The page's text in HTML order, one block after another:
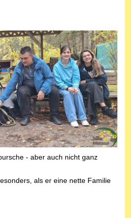
- aber auch nicht ganz
als er eine nette Familie